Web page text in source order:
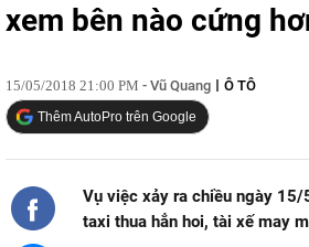
xem bên nào cứng
15/05/2018 21:00 PM - Vũ Quang Ô TÔ
Thêm AutoPro trên Google
Vụ việc xảy ra chiều ngày
taxi thua hẳn hoi, tài xế may